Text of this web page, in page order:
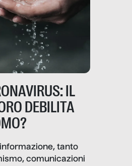
IL
DEBILITA
tanto
comunicazioni